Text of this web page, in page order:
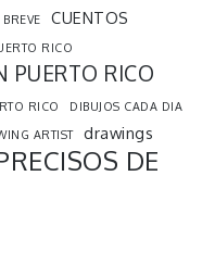
CUENTOS
RICO
PUERTO RICO
RICO
DIBUJOS CADA DIA
ARTIST drawings
DE